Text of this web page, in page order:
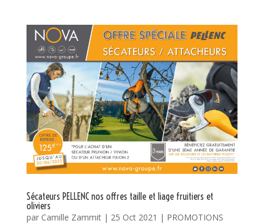
Sécateurs PELLENC nos offres taille et liage fruitiers et
oliviers
par Camille Zammit| 25 Oct 2021 | PROMOTIONS